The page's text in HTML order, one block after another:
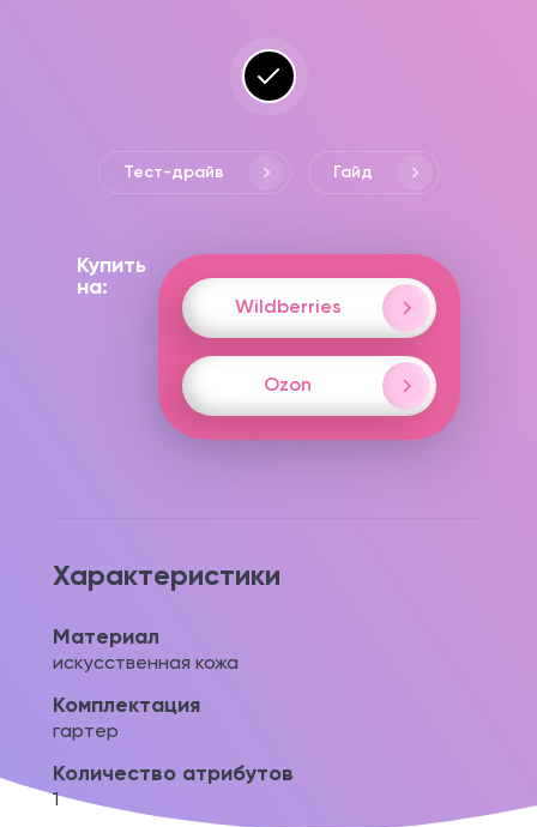
Тест-драйв Гайд
Купить
на:
Wildberries
Ozon
Характеристики
Материал
искусственная кожа
Комплектация
гартер
Количество атрибутов
1